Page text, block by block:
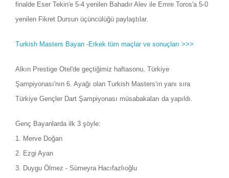
finalde Eser Tekin'e 5-4 yenilen Bahadır Alev ile Emre Toros'a 5-0
yenilen Fikret Dursun üçüncülüğü paylaştılar.
Turkish Masters Bayan -Erkek tüm maçlar ve sonuçları >>>
Alkın Prestige Otel'de geçtiğimiz haftasonu, Türkiye
Şampiyonası'nın 6. Ayağı olan Turkish Masters'ın yanı sıra
Türkiye Gençler Dart Şampiyonası müsabakaları da yapıldı.
Genç Bayanlarda ilk 3 şöyle:
1. Merve Doğan
2. Ezgi Ayan
3. Duygu Ölmez - Sümeyra Hacıfazlıoğlu